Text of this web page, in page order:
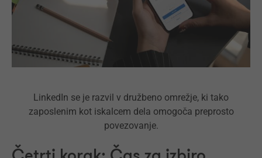
LinkedIn se je razvil v družbeno omrežje, ki tako
zaposlenim kot iskalcem dela omogoča preprosto
povezovanje.